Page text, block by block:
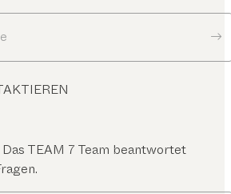
TEAM 7 Team beantwortet